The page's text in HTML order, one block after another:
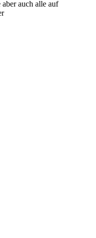
auch alle auf